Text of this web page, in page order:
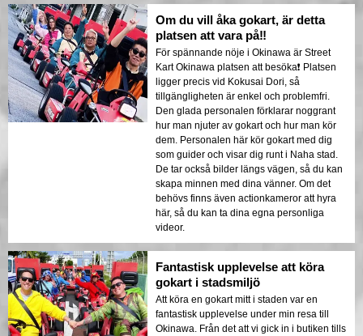
jag rekommenderar det starkt!"
Om du vill åka gokart, är detta
platsen att vara på‼️
För spännande nöje i Okinawa är Street
Kart Okinawa platsen att besöka❗️ Platsen
ligger precis vid Kokusai Dori, så
tillgängligheten är enkel och problemfri.
Den glada personalen förklarar noggrant
hur man njuter av gokart och hur man kör
dem. Personalen här kör gokart med dig
som guider och visar dig runt i Naha stad.
De tar också bilder längs vägen, så du kan
skapa minnen med dina vänner. Om det
behövs finns även actionkameror att hyra
här, så du kan ta dina egna personliga
videor.
Fantastisk upplevelse att köra
gokart i stadsmiljö
Att köra en gokart mitt i staden var en
fantastisk upplevelse under min resa till
Okinawa. Från det att vi gick in i butiken tills